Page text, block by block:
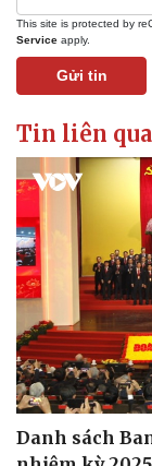
Pháp luật
Vụ án
Tin nóng
Tư vấn luật
This site is protected by
Service apply.
Gửi tin
Tin liên
Danh sách